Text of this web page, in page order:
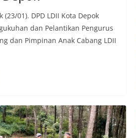
(23/01). DPD LDII Kota Depok
dan Pelantikan Pengurus
dan Pimpinan Anak Cabang LDII